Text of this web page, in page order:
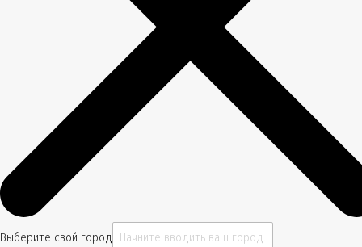
Выберите свой город